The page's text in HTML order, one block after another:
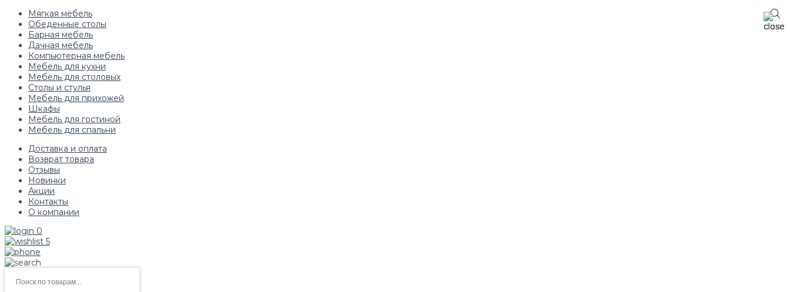
Мягкая мебель
Обеденные столы
Барная мебель
Дачная мебель
Компьютерная мебель
Мебель для кухни
Мебель для столовых
Столы и стулья
Мебель для прихожей
Шкафы
Мебель для гостиной
Мебель для спальни
Доставка и оплата
Возврат товара
Отзывы
Новинки
Акции
Контакты
О компании
0
5
товаров